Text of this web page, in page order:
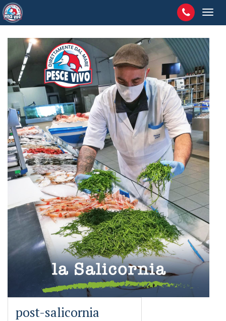
post-salicornia